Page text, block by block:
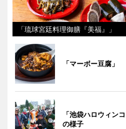
「琉球宮廷料理御膳『美福』」
「マーボー豆腐」
「池袋ハロウィン
の様子